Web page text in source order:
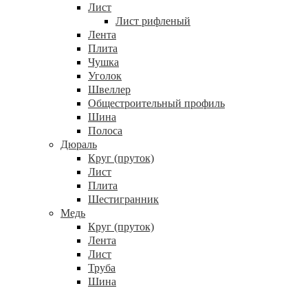
Лист
Лист рифленый
Лента
Плита
Чушка
Уголок
Швеллер
Общестроительный профиль
Шина
Полоса
Дюраль
Круг (пруток)
Лист
Плита
Шестигранник
Медь
Круг (пруток)
Лента
Лист
Труба
Шина